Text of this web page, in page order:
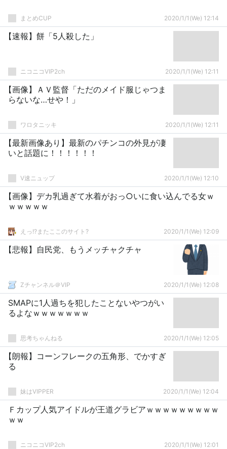
まとめCUP 2020/1/1(We) 12:14
【速報】餅「5人殺した」
ニコニコVIP2ch 2020/1/1(We) 12:11
【画像】ＡＶ監督「ただのメイド服じゃつま
らないな…せや！」
ワロタニッキ 2020/1/1(We) 12:11
【最新画像あり】最新のパチンコの外見が凄
いと話題に！！！！！！
V速ニュップ 2020/1/1(We) 12:10
【画像】デカ乳過ぎて水着がおっ○いに食い込んでる女ｗ
ｗｗｗｗｗ
えっ!?またここのサイト? 2020/1/1(We) 12:09
【悲報】自民党、もうメッチャクチャ
Zチャンネル＠VIP 2020/1/1(We) 12:08
SMAPに1人過ちを犯したことないやつがい
るよなｗｗｗｗｗｗｗ
思考ちゃんねる 2020/1/1(We) 12:05
【朗報】コーンフレークの五角形、でかすぎ
る
妹はVIPPER 2020/1/1(We) 12:04
Ｆカップ人気アイドルが王道グラビアｗｗｗｗｗｗｗｗｗ
ｗｗ
ニコニコVIP2ch 2020/1/1(We) 12:01